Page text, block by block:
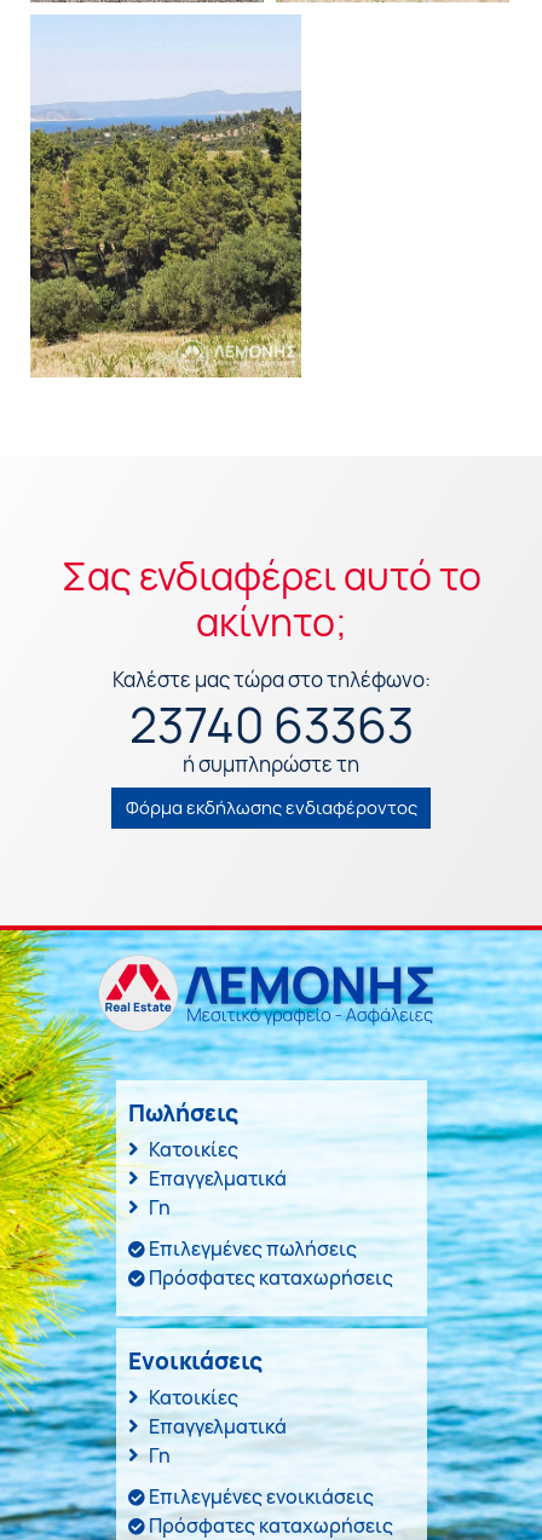
Σας ενδιαφέρει αυτό το
ακίνητο;
Καλέστε μας τώρα στο τηλέφωνο:
23740 63363
ή συμπληρώστε τη
Φόρμα εκδήλωσης ενδιαφέροντος
Πωλήσεις
Κατοικίες
Επαγγελματικά
Γη
Επιλεγμένες πωλήσεις
Πρόσφατες καταχωρήσεις
Ενοικιάσεις
Κατοικίες
Επαγγελματικά
Γη
Επιλεγμένες ενοικιάσεις
Πρόσφατες καταχωρήσεις